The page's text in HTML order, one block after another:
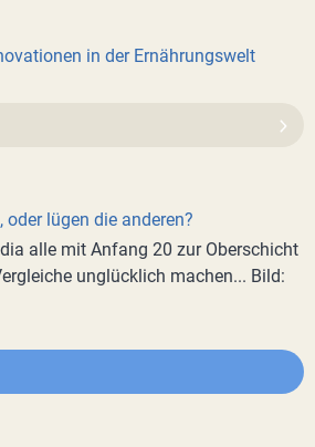
in der Ernährungswelt
lügen die anderen?
alle mit Anfang 20 zur Oberschicht
unglücklich machen... Bild: